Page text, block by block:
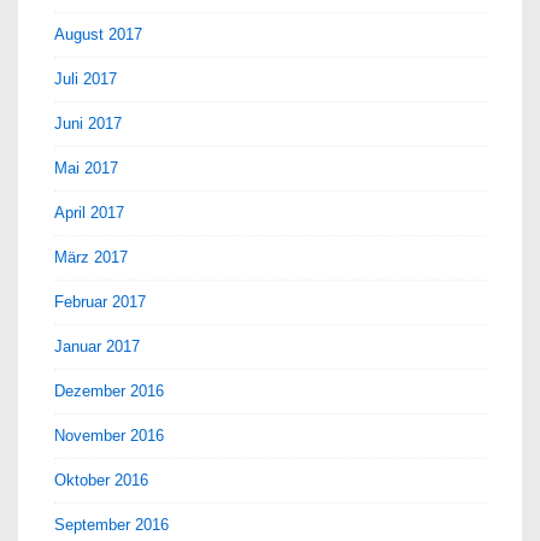
August 2017
Juli 2017
Juni 2017
Mai 2017
April 2017
März 2017
Februar 2017
Januar 2017
Dezember 2016
November 2016
Oktober 2016
September 2016